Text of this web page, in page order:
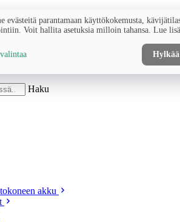
Haku
akku
evästeitä parantamaan käyttökokemusta,
Voit hallita asetuksia milloin tahansa. Lue
Hylkää